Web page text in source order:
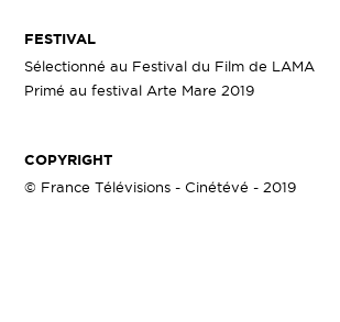
FESTIVAL
Sélectionné au Festival du Film de LAMA
Primé au festival Arte Mare 2019
COPYRIGHT
© France Télévisions - Cinétévé - 2019